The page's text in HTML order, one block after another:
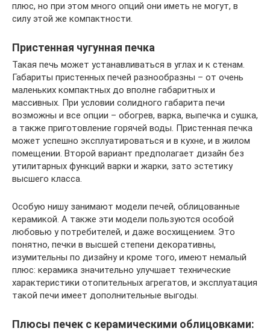
плюс, но при этом много опций они иметь не могут, в
силу этой же компактности.
Пристенная чугунная печка
Такая печь может устанавливаться в углах и к стенам.
Габариты пристенных печей разнообразны – от очень
маленьких компактных до вполне габаритных и
массивных. При условии солидного габарита печи
возможны и все опции – обогрев, варка, выпечка и сушка,
а также приготовление горячей воды. Пристенная печка
может успешно эксплуатироваться и в кухне, и в жилом
помещении. Второй вариант предполагает дизайн без
утилитарных функций варки и жарки, зато эстетику
высшего класса.
Особую нишу занимают модели печей, облицованные
керамикой. А также эти модели пользуются особой
любовью у потребителей, и даже восхищением. Это
понятно, печки в высшей степени декоративны,
изумительны по дизайну и кроме того, имеют немалый
плюс: керамика значительно улучшает технические
характеристики отопительных агрегатов, и эксплуатация
такой печи имеет дополнительные выгоды.
Плюсы печек с керамическими облицовками: